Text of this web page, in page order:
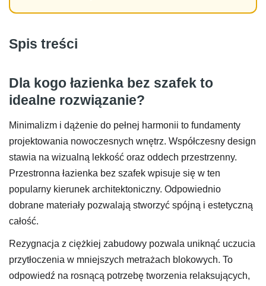
Spis treści
Dla kogo łazienka bez szafek to
idealne rozwiązanie?
Minimalizm i dążenie do pełnej harmonii to fundamenty
projektowania nowoczesnych wnętrz. Współczesny design
stawia na wizualną lekkość oraz oddech przestrzenny.
Przestronna łazienka bez szafek wpisuje się w ten
popularny kierunek architektoniczny. Odpowiednio
dobrane materiały pozwalają stworzyć spójną i estetyczną
całość.
Rezygnacja z ciężkiej zabudowy pozwala uniknąć uczucia
przytłoczenia w mniejszych metrażach blokowych. To
odpowiedź na rosnącą potrzebę tworzenia relaksujących,